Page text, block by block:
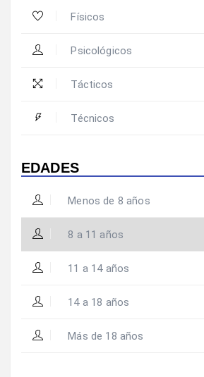
Físicos
Psicológicos
Tácticos
Técnicos
EDADES
Menos de 8 años
8 a 11 años
11 a 14 años
14 a 18 años
Más de 18 años